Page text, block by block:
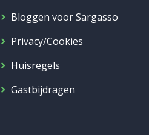
Bloggen voor Sargasso
Privacy/Cookies
Huisregels
Gastbijdragen